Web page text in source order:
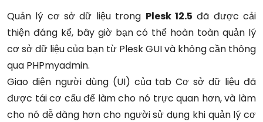
Quản lý cơ sở dữ liệu trong Plesk 12.5 đã được cải
thiện đáng kể, bây giờ bạn có thể hoàn toàn quản lý
cơ sở dữ liệu của bạn từ Plesk GUI và không cần thông
qua PHPmyadmin.
Giao diện người dùng (UI) của tab Cơ sở dữ liệu đã
được tái cơ cấu để làm cho nó trực quan hơn, và làm
cho nó dễ dàng hơn cho người sử dụng khi quản lý cơ